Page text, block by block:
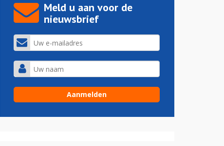
Meld u aan voor de
nieuwsbrief